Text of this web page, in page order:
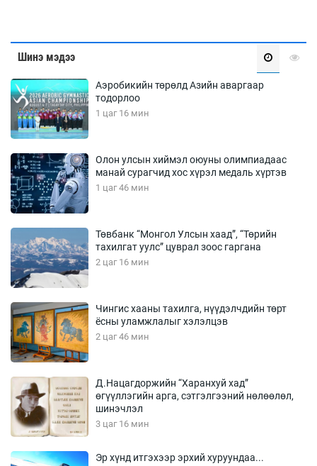
Шинэ мэдээ
Аэробикийн төрөлд Азийн аваргаар
тодорлоо
1 цаг 16 мин
Олон улсын хиймэл оюуны олимпиадаас
манай сурагчид хос хүрэл медаль хүртэв
1 цаг 46 мин
Төвбанк “Монгол Улсын хаад”, “Төрийн
тахилгат уулс” цуврал зоос гаргана
2 цаг 16 мин
Чингис хааны тахилга, нүүдэлчдийн төрт
ёсны уламжлалыг хэлэлцэв
2 цаг 46 мин
Д.Нацагдоржийн “Харанхуй хад”
өгүүллэгийн арга, сэтгэлгээний нөлөөлөл,
шинэчлэл
3 цаг 16 мин
Эр хүнд итгэхээр эрхий хуруундаа...